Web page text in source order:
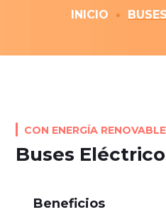
INICIO
CON ENERGÍA RENOVABLE
Buses
Beneficios